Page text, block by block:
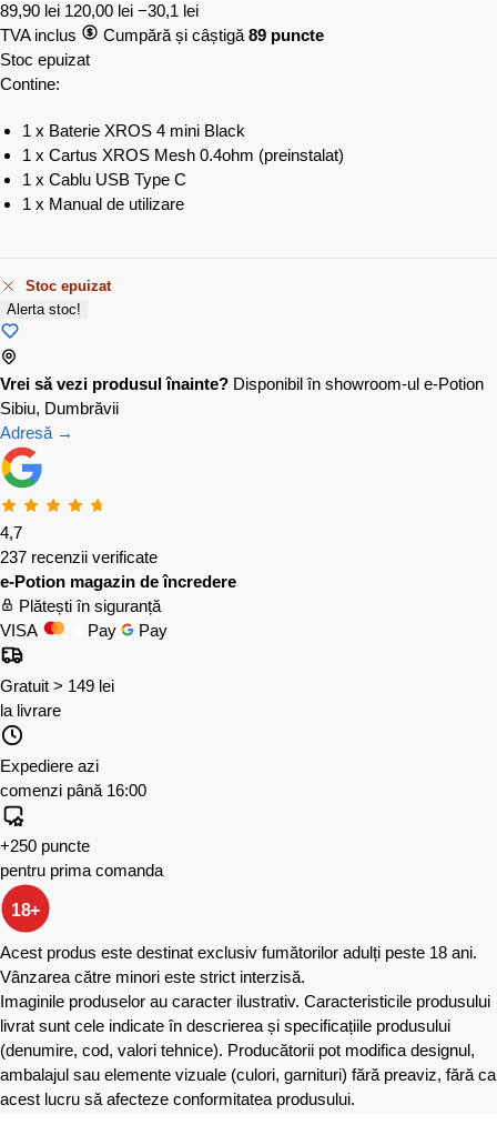
89,90 lei 120,00 lei −30,1 lei
TVA inclus
Cumpără și câștigă 89 puncte
Stoc epuizat
Contine:
1 x Baterie XROS 4 mini Black
1 x Cartus XROS Mesh 0.4ohm (preinstalat)
1 x Cablu USB Type C
1 x Manual de utilizare
Stoc epuizat
Alerta stoc!
Vrei să vezi produsul înainte? Disponibil în showroom-ul e-Potion
Sibiu, Dumbrăvii
Adresă →
4,7
237 recenzii verificate
e-Potion magazin de încredere
Plătești în siguranță
VISA
Pay Pay
Gratuit > 149 lei
la livrare
Expediere azi
comenzi până 16:00
+250 puncte
pentru prima comanda
18+
Acest produs este destinat exclusiv fumătorilor adulți peste 18 ani.
Vânzarea către minori este strict interzisă.
Imaginile produselor au caracter ilustrativ. Caracteristicile produsului
livrat sunt cele indicate în descrierea și specificațiile produsului
(denumire, cod, valori tehnice). Producătorii pot modifica designul,
ambalajul sau elemente vizuale (culori, garnituri) fără preaviz, fără ca
acest lucru să afecteze conformitatea produsului.